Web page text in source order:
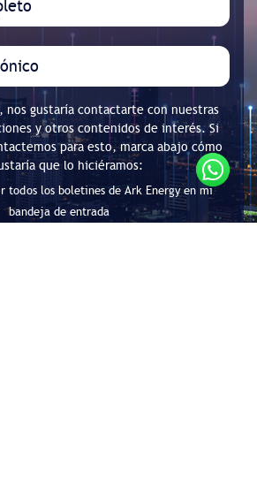
nos gustaría contactarte con nuestras
y otros contenidos de interés. Si
para esto, marca abajo cómo
que lo hiciéramos:
todos los boletines de Ark Energy en mi
bandeja de entrada